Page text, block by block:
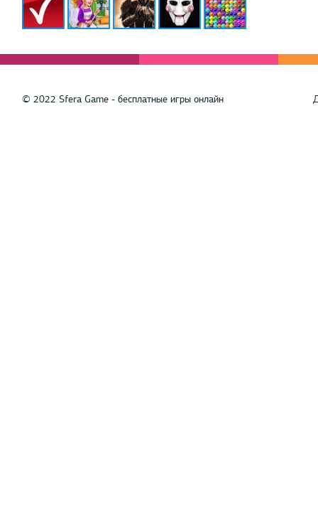
© 2022 Sfera Game - бесплатные игры онлайн